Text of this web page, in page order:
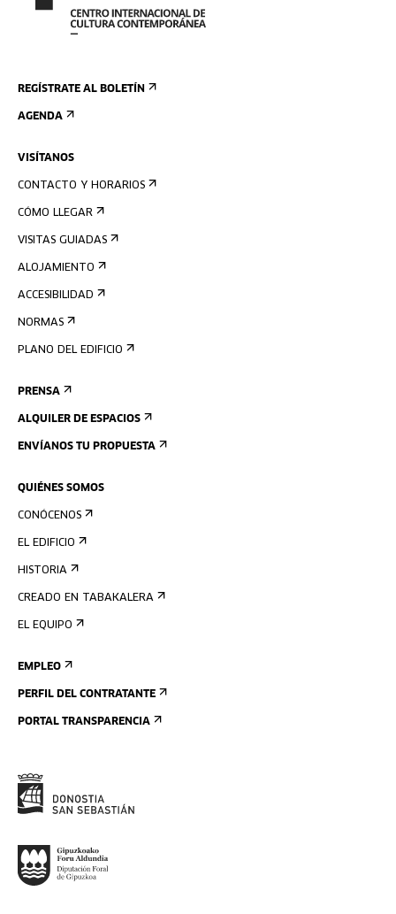
REGÍSTRATE AL BOLETÍN
AGENDA
VISÍTANOS
CONTACTO Y HORARIOS
CÓMO LLEGAR
VISITAS GUIADAS
ALOJAMIENTO
ACCESIBILIDAD
NORMAS
PLANO DEL EDIFICIO
PRENSA
ALQUILER DE ESPACIOS
ENVÍANOS TU PROPUESTA
QUIÉNES SOMOS
CONÓCENOS
EL EDIFICIO
HISTORIA
CREADO EN TABAKALERA
EL EQUIPO
EMPLEO
PERFIL DEL CONTRATANTE
PORTAL TRANSPARENCIA